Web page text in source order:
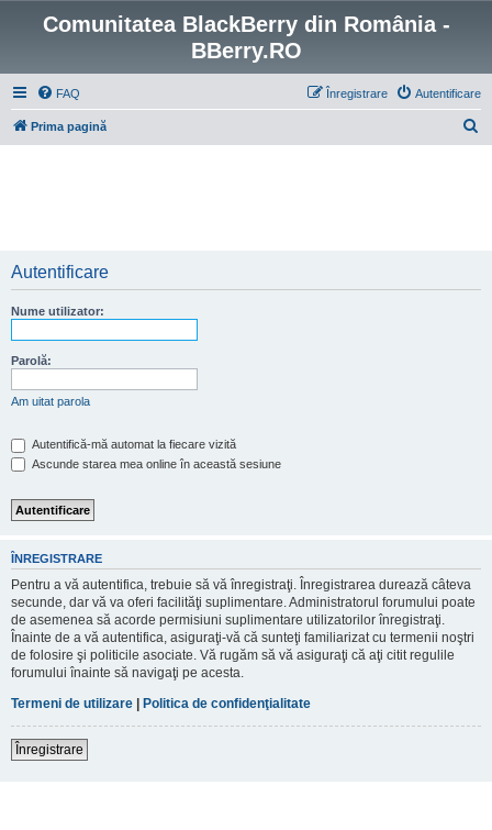
Comunitatea BlackBerry din România -
BBerry.RO
FAQ Autentificare
Înregistrare
Prima pagină
Autentificare
Nume utilizator:
Parolă:
Am uitat parola
Autentifică-mă automat la fiecare vizită
Ascunde starea mea online în această sesiune
ÎNREGISTRARE
Pentru a vă autentifica, trebuie să vă înregistraţi. Înregistrarea durează câteva
secunde, dar vă va oferi facilităţi suplimentare. Administratorul forumului poate
de asemenea să acorde permisiuni suplimentare utilizatorilor înregistraţi.
Înainte de a vă autentifica, asiguraţi-vă că sunteţi familiarizat cu termenii noştri
de folosire şi politicile asociate. Vă rugăm să vă asiguraţi că aţi citit regulile
forumului înainte să navigaţi pe acesta.
Termeni de utilizare | Politica de confidenţialitate
Înregistrare